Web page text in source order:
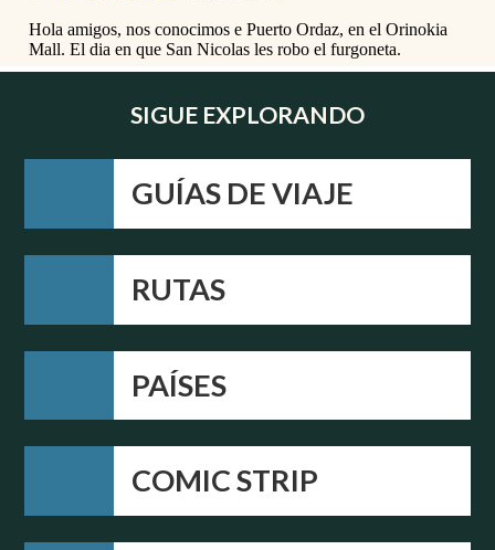
SIGUE EXPLORANDO
GUÍAS DE VIAJE
RUTAS
PAÍSES
COMIC STRIP